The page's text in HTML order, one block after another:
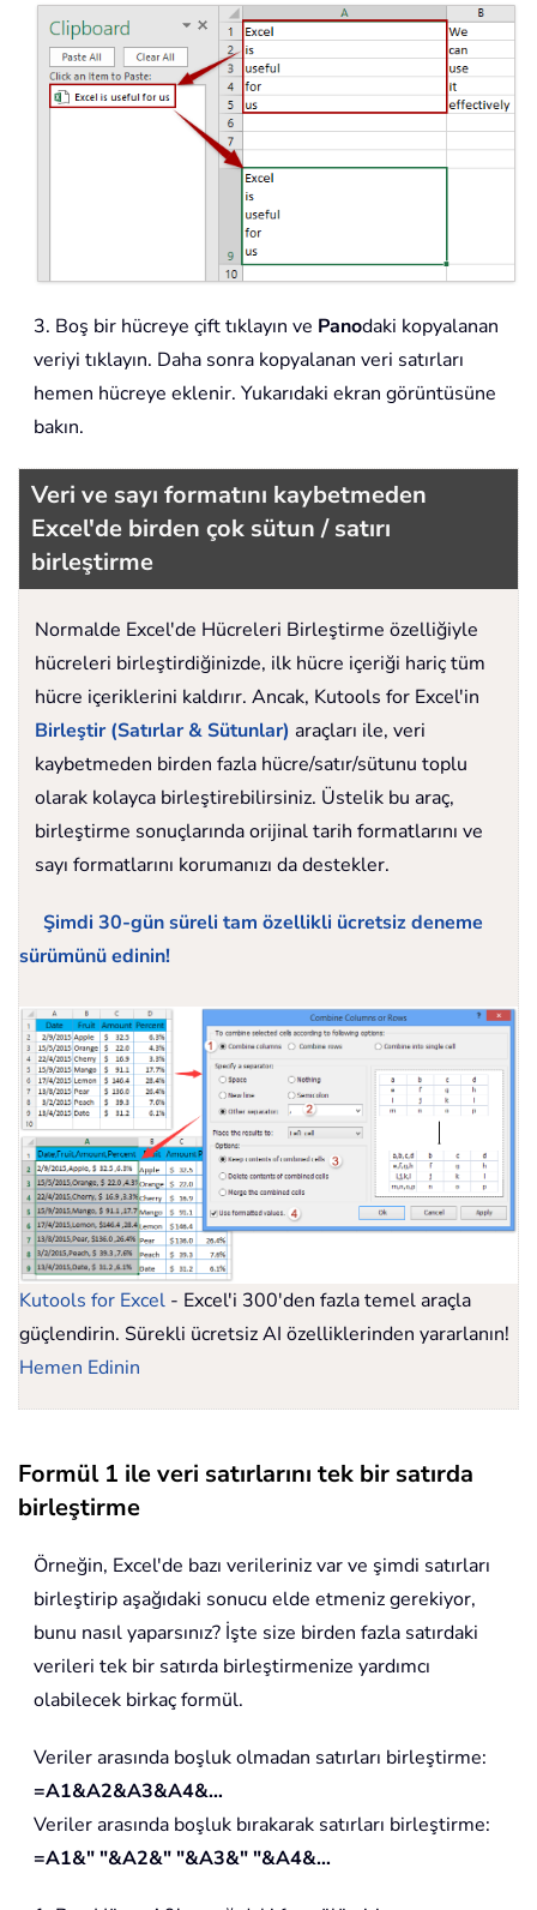
3. Boş bir hücreye çift tıklayın ve Panodaki kopyalanan
veriyi tıklayın. Daha sonra kopyalanan veri satırları
hemen hücreye eklenir. Yukarıdaki ekran görüntüsüne
bakın.
Veri ve sayı formatını kaybetmeden
Excel'de birden çok sütun / satırı
birleştirme
Normalde Excel'de Hücreleri Birleştirme özelliğiyle
hücreleri birleştirdiğinizde, ilk hücre içeriği hariç tüm
hücre içeriklerini kaldırır. Ancak, Kutools for Excel'in
Birleştir (Satırlar & Sütunlar) araçları ile, veri
kaybetmeden birden fazla hücre/satır/sütunu toplu
olarak kolayca birleştirebilirsiniz. Üstelik bu araç,
birleştirme sonuçlarında orijinal tarih formatlarını ve
sayı formatlarını korumanızı da destekler.
Şimdi 30-gün süreli tam özellikli ücretsiz deneme
sürümünü edinin!
Kutools for Excel - Excel'i 300'den fazla temel araçla
güçlendirin. Sürekli ücretsiz AI özelliklerinden yararlanın!
Hemen Edinin
Formül 1 ile veri satırlarını tek bir satırda
birleştirme
Örneğin, Excel'de bazı verileriniz var ve şimdi satırları
birleştirip aşağıdaki sonucu elde etmeniz gerekiyor,
bunu nasıl yaparsınız? İşte size birden fazla satırdaki
verileri tek bir satırda birleştirmenize yardımcı
olabilecek birkaç formül.
Veriler arasında boşluk olmadan satırları birleştirme:
=A1&A2&A3&A4&…
Veriler arasında boşluk bırakarak satırları birleştirme:
=A1&" "&A2&" "&A3&" "&A4&…